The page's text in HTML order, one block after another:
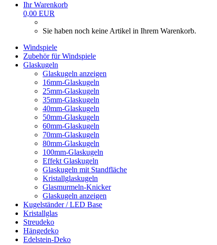
Ihr Warenkorb
0,00 EUR
Sie haben noch keine Artikel in Ihrem Warenkorb.
Windspiele
Zubehör für Windspiele
Glaskugeln
Glaskugeln anzeigen
16mm-Glaskugeln
25mm-Glaskugeln
35mm-Glaskugeln
40mm-Glaskugeln
50mm-Glaskugeln
60mm-Glaskugeln
70mm-Glaskugeln
80mm-Glaskugeln
100mm-Glaskugeln
Effekt Glaskugeln
Glaskugeln mit Standfläche
Kristallglaskugeln
Glasmurmeln-Knicker
Glaskugeln anzeigen
Kugelständer / LED Base
Kristallglas
Streudeko
Hängedeko
Edelstein-Deko